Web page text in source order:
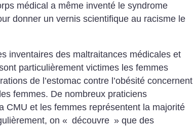
médical a même inventé le syndrome
donner un vernis scientifique au racisme le
inventaires des maltraitances médicales et
particulièrement victimes les femmes
de l’estomac contre l’obésité concernent
femmes. De nombreux praticiens
CMU et les femmes représentent la majorité
on « découvre » que des